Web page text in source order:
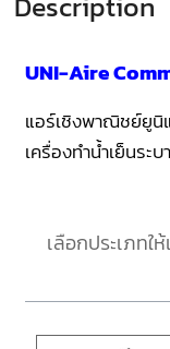
UNI-Aire
แอร์เชิงพาณิชย์ยูนิ
เครื่องทำน้ำเย็นระ
เลือกประเภทใ